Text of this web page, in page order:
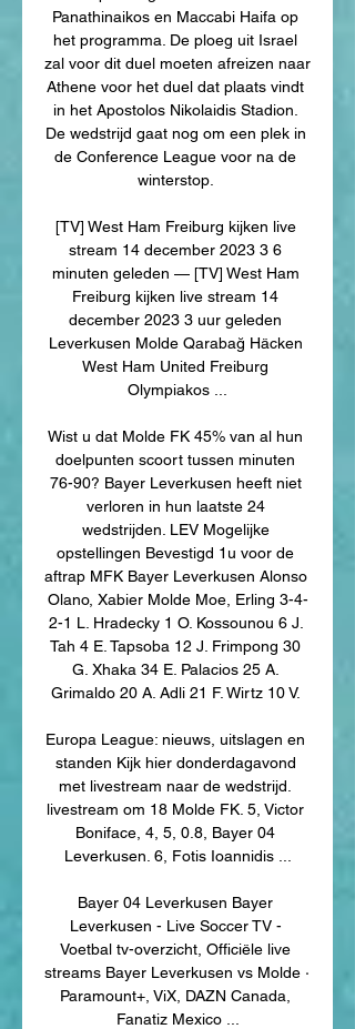
Panathinaikos en Maccabi Haifa op
het programma. De ploeg uit Israel
zal voor dit duel moeten afreizen naar
Athene voor het duel dat plaats vindt
in het Apostolos Nikolaidis Stadion.
De wedstrijd gaat nog om een plek in
de Conference League voor na de
winterstop.
[TV] West Ham Freiburg kijken live
stream 14 december 2023 3 6
minuten geleden — [TV] West Ham
Freiburg kijken live stream 14
december 2023 3 uur geleden
Leverkusen Molde Qarabağ Häcken
West Ham United Freiburg
Olympiakos ...
Wist u dat Molde FK 45% van al hun
doelpunten scoort tussen minuten
76-90? Bayer Leverkusen heeft niet
verloren in hun laatste 24
wedstrijden. LEV Mogelijke
opstellingen Bevestigd 1u voor de
aftrap MFK Bayer Leverkusen Alonso
Olano, Xabier Molde Moe, Erling 3-4-
2-1 L. Hradecky 1 O. Kossounou 6 J.
Tah 4 E. Tapsoba 12 J. Frimpong 30
G. Xhaka 34 E. Palacios 25 A.
Grimaldo 20 A. Adli 21 F. Wirtz 10 V.
Europa League: nieuws, uitslagen en
standen Kijk hier donderdagavond
met livestream naar de wedstrijd.
livestream om 18 Molde FK. 5, Victor
Boniface, 4, 5, 0.8, Bayer 04
Leverkusen. 6, Fotis Ioannidis ...
Bayer 04 Leverkusen Bayer
Leverkusen - Live Soccer TV -
Voetbal tv-overzicht, Officiële live
streams Bayer Leverkusen vs Molde ·
Paramount+, ViX, DAZN Canada,
Fanatiz Mexico ...